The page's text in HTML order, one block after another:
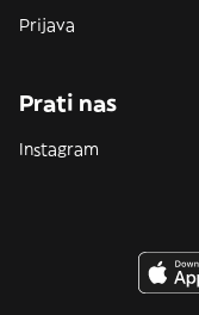
Prijava
Prati nas
Instagram